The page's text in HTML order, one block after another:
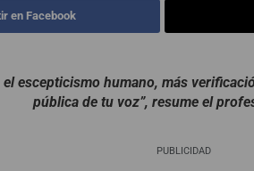
en Facebook
el escepticismo humano, más
pública de tu voz”, resume el
PUBLICIDAD